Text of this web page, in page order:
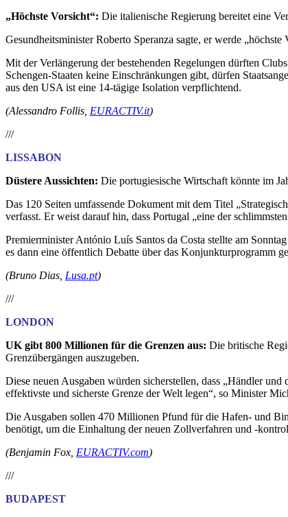
„Höchste Vorsicht“: Die italienische Regierung bereitet eine
Gesundheitsminister Roberto Speranza sagte, er werde „höchste
Mit der Verlängerung der bestehenden Regelungen dürften
Schengen-Staaten keine Einschränkungen gibt, dürfen
aus den USA ist eine 14-tägige Isolation verpflichtend.
(Alessandro Follis, EURACTIV.it)
///
LISSABON
Düstere Aussichten: Die portugiesische Wirtschaft könnte im
Das 120 Seiten umfassende Dokument mit dem Titel
verfasst. Er weist darauf hin, dass Portugal „eine der
Premierminister António Luís Santos da Costa stellte am
es dann eine öffentlich Debatte über das Konjunkturprogramm
(Bruno Dias, Lusa.pt)
///
LONDON
UK gibt 800 Millionen für die Grenzen aus: Die britische
Grenzübergängen auszugeben.
Diese neuen Ausgaben würden sicherstellen, dass „Händler
effektivste und sicherste Grenze der Welt legen“, so Minister
Die Ausgaben sollen 470 Millionen Pfund für die Hafen- und
benötigt, um die Einhaltung der neuen Zollverfahren und -
(Benjamin Fox, EURACTIV.com)
///
BUDAPEST